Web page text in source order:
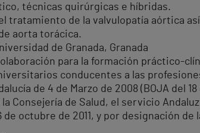
técnicas quirúrgicas e híbridas.
tratamiento de la valvulopatía aórtica
aorta torácica.
de Granada, Granada
para la formación práctico-
conducentes a las
de 4 de Marzo de 2008 (BOJA del
Consejería de Salud, el servicio
octubre de 2011, y por designación de